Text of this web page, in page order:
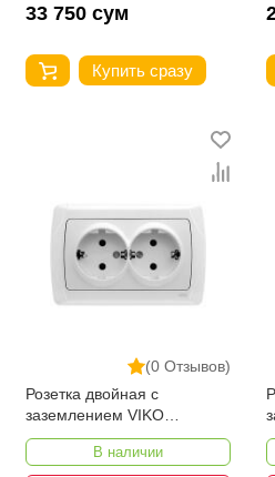
33 750 сум
Купить сразу
(0 Отзывов)
Розетка двойная с
заземлением VIKO
CARMEN
В наличии